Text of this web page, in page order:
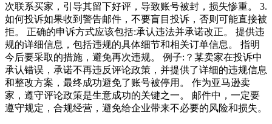
次联系买家，引导其留下好评，导致账号被封，损失惨重。 3.
如何投诉如果收到警告邮件，不要盲目投诉，否则可能直接被
拒。 正确的申诉方式应该包括:承认违法并承诺改正。 提供违
规的详细信息，包括违规的具体细节和相关订单信息。 指明
今后要采取的措施，避免再次违规。 例子:？某卖家在投诉中
承认错误，承诺不再违反评论政策，并提供了详细的违规信息
和整改方案，最终成功避免了账号被停用。 作为亚马逊卖
家，遵守评论政策是生意成功的关键之一。 邮件中，一定要
遵守规定，合规经营，避免给企业带来不必要的风险和损失。